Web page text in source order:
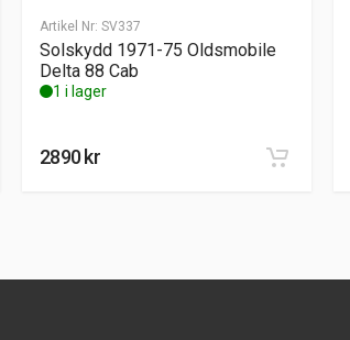
Artikel Nr: SV337
Solskydd 1971-75 Oldsmobile
Delta 88 Cab
1 i lager
2890kr